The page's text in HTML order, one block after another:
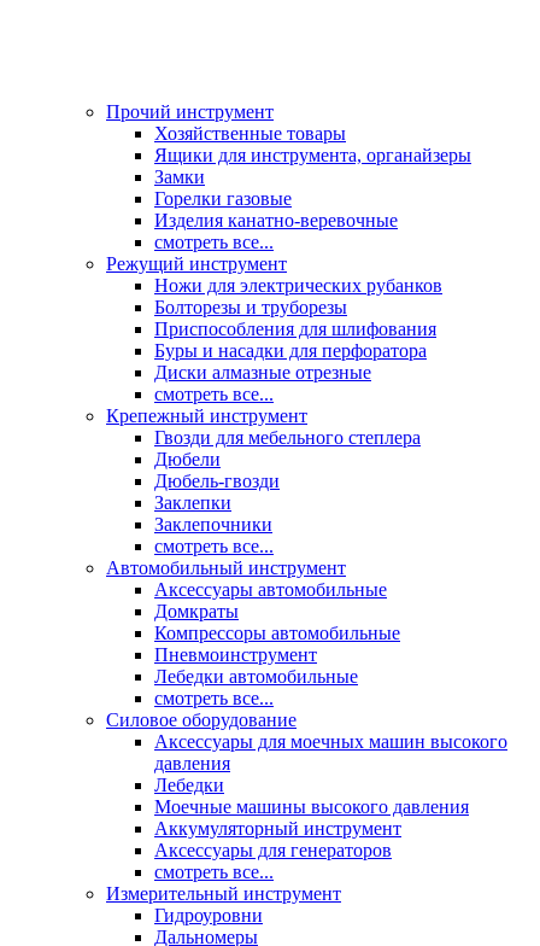
Прочий инструмент
Хозяйственные товары
Ящики для инструмента, органайзеры
Замки
Горелки газовые
Изделия канатно-веревочные
смотреть все...
Режущий инструмент
Ножи для электрических рубанков
Болторезы и труборезы
Приспособления для шлифования
Буры и насадки для перфоратора
Диски алмазные отрезные
смотреть все...
Крепежный инструмент
Гвозди для мебельного степлера
Дюбели
Дюбель-гвозди
Заклепки
Заклепочники
смотреть все...
Автомобильный инструмент
Аксессуары автомобильные
Домкраты
Компрессоры автомобильные
Пневмоинструмент
Лебедки автомобильные
смотреть все...
Силовое оборудование
Аксессуары для моечных машин высокого
давления
Лебедки
Моечные машины высокого давления
Аккумуляторный инструмент
Аксессуары для генераторов
смотреть все...
Измерительный инструмент
Гидроуровни
Дальномеры